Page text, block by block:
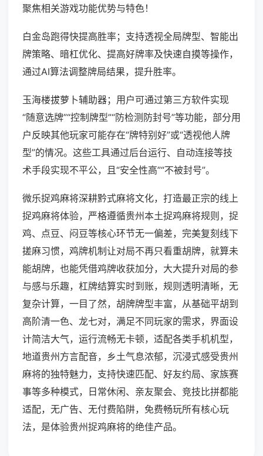
聚焦相关游戏功能优势与特色！
白金岛跑得快提高胜率；支持透视全局牌型、智能出
牌策略、暗杠优化、提高好牌率及快速自摸等操作，
通过AI算法调整牌局结果，提升胜率。
玉海楼拔萝卜辅助器；用户可通过第三方软件实现
“随意选牌”“控制牌型”“防检测防封号”等功能，部分用
户反映其他玩家可能存在“牌特别好”或“透视他人牌
型”的情况。这些工具通过后台运行、自动连接等技
术手段实现不平公，且“安全性高”“不被封号”。
微乐捉鸡麻将深耕黔式麻将文化，打造最正宗的线上
捉鸡麻将体验，严格遵循贵州本土捉鸡麻将规则，捉
鸡、点豆、闷豆等核心环节无一偏差，完美复刻线下
搓麻习惯，鸡牌机制让对局不再只看重胡牌，就算未
能胡牌，也能凭借鸡牌收获加分，大大提升对局的参
与感与乐趣，杠牌结算实时到账，规则透明清晰，无
复杂计算，一目了然，胡牌牌型丰富，从基础平胡到
高阶清一色、龙七对，满足不同玩家的需求，界面设
计简洁大气，运行流畅无卡顿，适配各类手机机型，
地道贵州方言配音，乡土气息浓郁，沉浸式感受贵州
麻将的独特魅力，支持快速匹配、好友约局、家族赛
事等多种模式，日常休闲、亲友聚会、竞技比拼都能
适配，无广告、无付费陷阱，免费畅玩所有核心玩
法，是体验贵州捉鸡麻将的绝佳产品。